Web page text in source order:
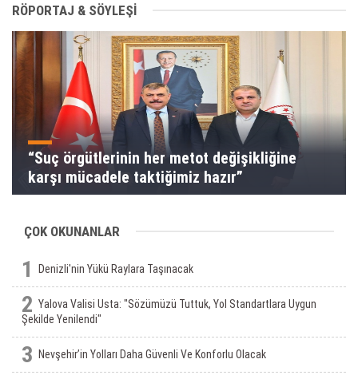
RÖPORTAJ & SÖYLEŞİ
“Suç örgütlerinin her metot değişikliğine
karşı mücadele taktiğimiz hazır”
ÇOK OKUNANLAR
1 Denizli'nin Yükü Raylara Taşınacak
2 Yalova Valisi Usta: "Sözümüzü Tuttuk, Yol Standartlara Uygun
Şekilde Yenilendi"
3 Nevşehir’in Yolları Daha Güvenli Ve Konforlu Olacak